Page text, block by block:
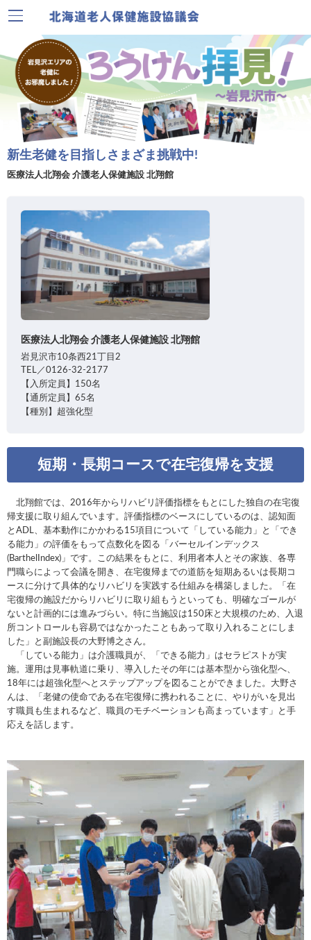
新生老健を目指しさまざま挑戦中!
医療法人北翔会 介護老人保健施設 北翔館
医療法人北翔会 介護老人保健施設 北翔館
岩見沢市10条西21丁目2
TEL／0126-32-2177
【入所定員】150名
【通所定員】65名
【種別】超強化型
短期・長期コースで在宅復帰を支援
北翔館では、2016年からリハビリ評価指標をもとにした独自の在宅復
帰支援に取り組んでいます。評価指標のベースにしているのは、認知面
とADL、基本動作にかかわる15項目について「している能力」と「でき
る能力」の評価をもって点数化を図る「バーセルインデックス
(BarthelIndex)」です。この結果をもとに、利用者本人とその家族、各専
門職らによって会議を開き、在宅復帰までの道筋を短期あるいは長期コ
ースに分けて具体的なリハビリを実践する仕組みを構築しました。「在
宅復帰の施設だからリハビリに取り組もうといっても、明確なゴールが
ないと計画的には進みづらい。特に当施設は150床と大規模のため、入退
所コントロールも容易ではなかったこともあって取り入れることにしま
した」と副施設長の大野博之さん。
「している能力」は介護職員が、「できる能力」はセラピストが実
施。運用は見事軌道に乗り、導入したその年には基本型から強化型へ、
18年には超強化型へとステップアップを図ることができました。大野さ
んは、「老健の使命である在宅復帰に携われることに、やりがいを見出
す職員も生まれるなど、職員のモチベーションも高まっています」と手
応えを話します。